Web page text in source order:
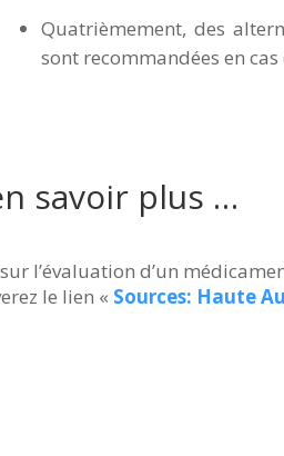
Quatrièmement, des
sont recommandées en
savoir plus …
l’évaluation d’un
le lien « Sources: Haute